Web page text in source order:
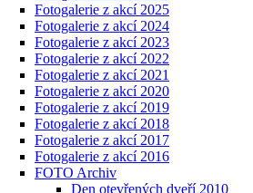
Fotogalerie z akcí 2025
Fotogalerie z akcí 2024
Fotogalerie z akcí 2023
Fotogalerie z akcí 2022
Fotogalerie z akcí 2021
Fotogalerie z akcí 2020
Fotogalerie z akcí 2019
Fotogalerie z akcí 2018
Fotogalerie z akcí 2017
Fotogalerie z akcí 2016
FOTO Archiv
Den otevřených dveří 2010